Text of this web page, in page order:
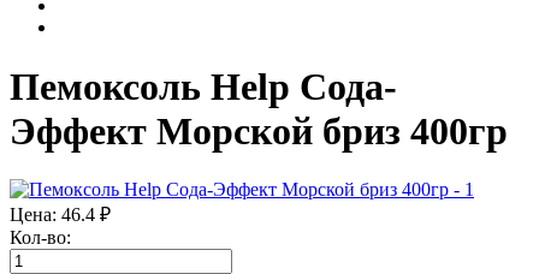
Пемоксоль Help Сода-
Эффект Морской бриз 400гр
Цена: 46.4 ₽
Кол-во: